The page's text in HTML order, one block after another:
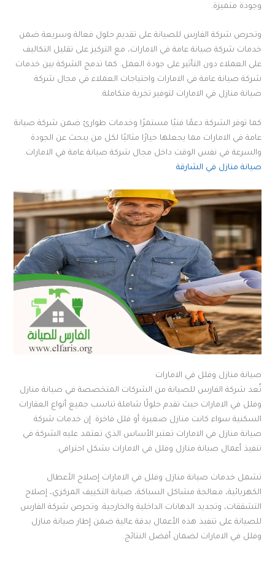
وجودة متميزة.
وتحرص شركة الفارس للصيانة على تقديم حلول فعالة وسريعة ضمن
خدمات شركة صيانة عامة في الامارات، مع التركيز على تقليل التكاليف
على العملاء دون التأثير على جودة العمل. كما تدمج الشركة بين خدمات
شركة صيانة عامة في الامارات واحتياجات العملاء في مجال شركة
صيانة منازل في الامارات لتوفير تجربة متكاملة.
كما توفر الشركة دعمًا فنيًا مستمرًا وخدمات طوارئ ضمن شركة صيانة
عامة في الامارات مما يجعلها خيارًا مثاليًا لكل من يبحث عن الجودة
والسرعة في نفس الوقت داخل مجال شركة صيانة عامة في الامارات.
صيانة منازل في الشارقة
صيانة منازل وفلل في الامارات
تُعد شركة الفارس للصيانة من الشركات المتخصصة في صيانة منازل
وفلل في الامارات حيث تقدم حلولًا شاملة تناسب جميع أنواع العقارات
السكنية سواء كانت منازل صغيرة أو فلل فاخرة. إن خدمات شركة
صيانة منازل في الامارات تعتبر الأساس الذي تعتمد عليه الشركة في
تنفيذ أعمال صيانة منازل وفلل في الامارات بشكل احترافي.
تشمل خدمات صيانة منازل وفلل في الامارات إصلاح الأعطال
الكهربائية، معالجة مشاكل السباكة، صيانة التكييف المركزي، إصلاح
التشققات، وتجديد الدهانات الداخلية والخارجية. وتحرص شركة الفارس
للصيانة على تنفيذ هذه الأعمال بدقة عالية ضمن إطار صيانة منازل
وفلل في الامارات لضمان أفضل النتائج.